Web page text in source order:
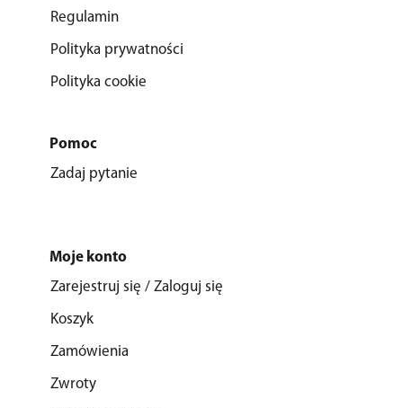
Regulamin
Polityka prywatności
Polityka cookie
Pomoc
Zadaj pytanie
Moje konto
Zarejestruj się / Zaloguj się
Koszyk
Zamówienia
Zwroty